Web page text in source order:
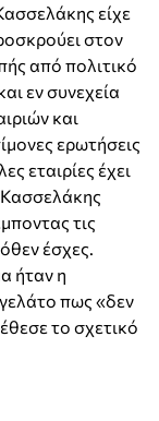
είχε
στον
από πολιτικό
εν συνεχεία
και
ερωτήσεις
εταιρίες έχει
τις
έσχες.
ήταν η
πως «δεν
το σχετικό